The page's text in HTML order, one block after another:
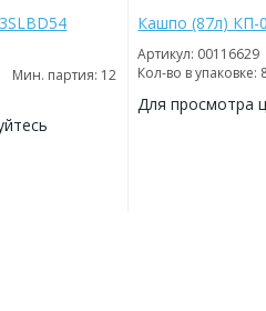
Мин. партия: 12
Кашпо (87л) КП-
Артикул: 00116629
Кол-во в упаковке:
Для просмотра